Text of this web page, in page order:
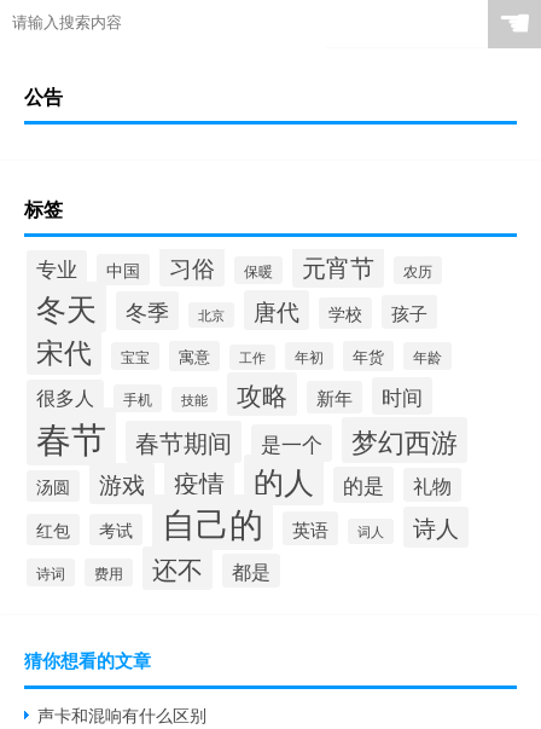
☚
公告
标签
专业 中国 习俗 保暖 元宵节 农历
冬天 冬季 北京 唐代 学校 孩子
宋代 宝宝 寓意 工作 年初 年货 年龄
很多人 手机 技能 攻略 新年 时间
春节 春节期间 是一个 梦幻西游
汤圆 游戏 疫情 的人 的是 礼物
红包 考试 自己的 英语 词人 诗人
诗词 费用 还不 都是
猜你想看的文章
声卡和混响有什么区别